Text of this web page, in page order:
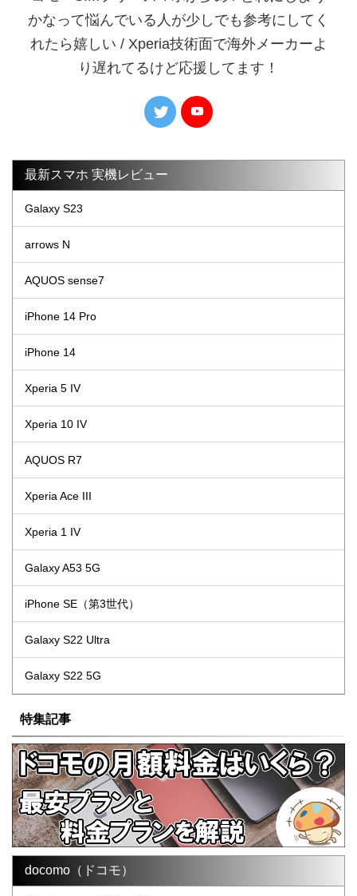
かなって悩んでいる人が少しでも参考にしてく
れたら嬉しい / Xperia技術面で海外メーカーよ
り遅れてるけど応援してます！
最新スマホ 実機レビュー
Galaxy S23
arrows N
AQUOS sense7
iPhone 14 Pro
iPhone 14
Xperia 5 IV
Xperia 10 IV
AQUOS R7
Xperia Ace III
Xperia 1 IV
Galaxy A53 5G
iPhone SE（第3世代）
Galaxy S22 Ultra
Galaxy S22 5G
特集記事
docomo（ドコモ）